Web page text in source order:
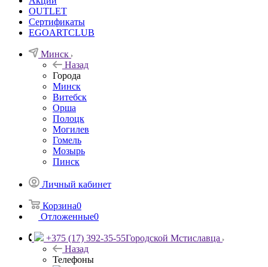
OUTLET
Сертификаты
EGOARTCLUB
Минск
Назад
Города
Минск
Витебск
Орша
Полоцк
Могилев
Гомель
Мозырь
Пинск
Личный кабинет
Корзина0
Отложенные0
+375 (17) 392-35-55Городской Мстиславца
Назад
Телефоны